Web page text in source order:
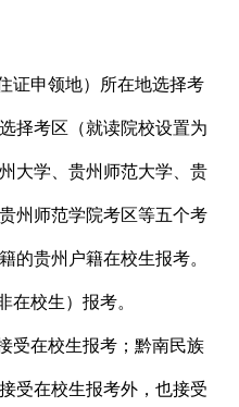
证申领地）所在地选择考
择考区（就读院校设置为
大学、贵州师范大学、贵
州师范学院考区等五个考
的贵州户籍在校生报考。
在校生）报考。
受在校生报考；黔南民族
受在校生报考外，也接受